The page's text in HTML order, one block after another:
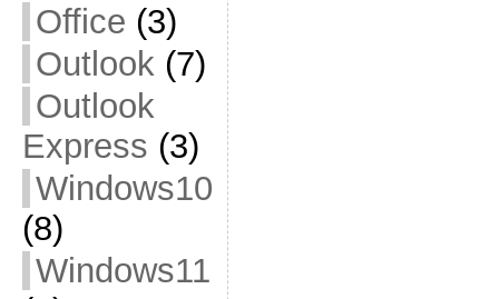
Office (3)
Outlook(7)
Outlook
Express (3)
Windows10
(8)
Windows11